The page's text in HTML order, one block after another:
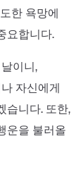
한 욕망에
요합니다.
이니,
자신에게
습니다. 또한,
운을 불러올